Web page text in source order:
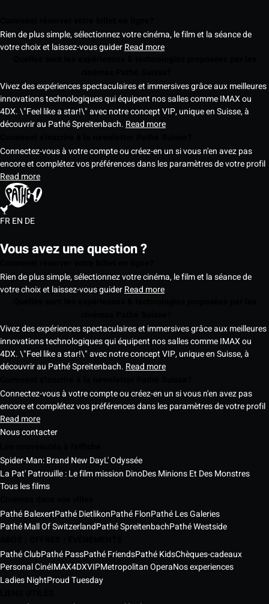
Rien de plus simple, sélectionnez votre cinéma, le film et la séance de
votre choix et laissez-vous guiderRead more
Vivez des expériences spectaculaires et immersives grâce aux meilleures
innovations technologiques qui équipent nos salles comme IMAX ou
4DX. \"Feel like a star!\" avec notre concept VIP, unique en Suisse, à
découvrir au Pathé Spreitenbach. Read more
Connectez-vous à votre compte ou créez-en un si vous n'en avez pas
encore et complétez vos préférences dans les paramètres de votre profil
Read more
FREN DE
Vous avez une question ?
Rien de plus simple, sélectionnez votre cinéma, le film et la séance de
votre choix et laissez-vous guiderRead more
Vivez des expériences spectaculaires et immersives grâce aux meilleures
innovations technologiques qui équipent nos salles comme IMAX ou
4DX. \"Feel like a star!\" avec notre concept VIP, unique en Suisse, à
découvrir au Pathé Spreitenbach. Read more
Connectez-vous à votre compte ou créez-en un si vous n'en avez pas
encore et complétez vos préférences dans les paramètres de votre profil
Read more
Nous contacter
Spider-Man: Brand New DayL' Odyssée
La Pat' Patrouille : Le film mission DinoDes Minions Et Des Monstres
Tous les films
Pathé BalexertPathé DietlikonPathé FlonPathé Les Galeries
Pathé Mall Of SwitzerlandPathé SpreitenbachPathé Westside
Pathé ClubPathé PassPathé FriendsPathé KidsChèques-cadeaux
Personal CinéIMAX4DXVIPMetropolitan OperaNos experiences
Ladies NightProud Tuesday